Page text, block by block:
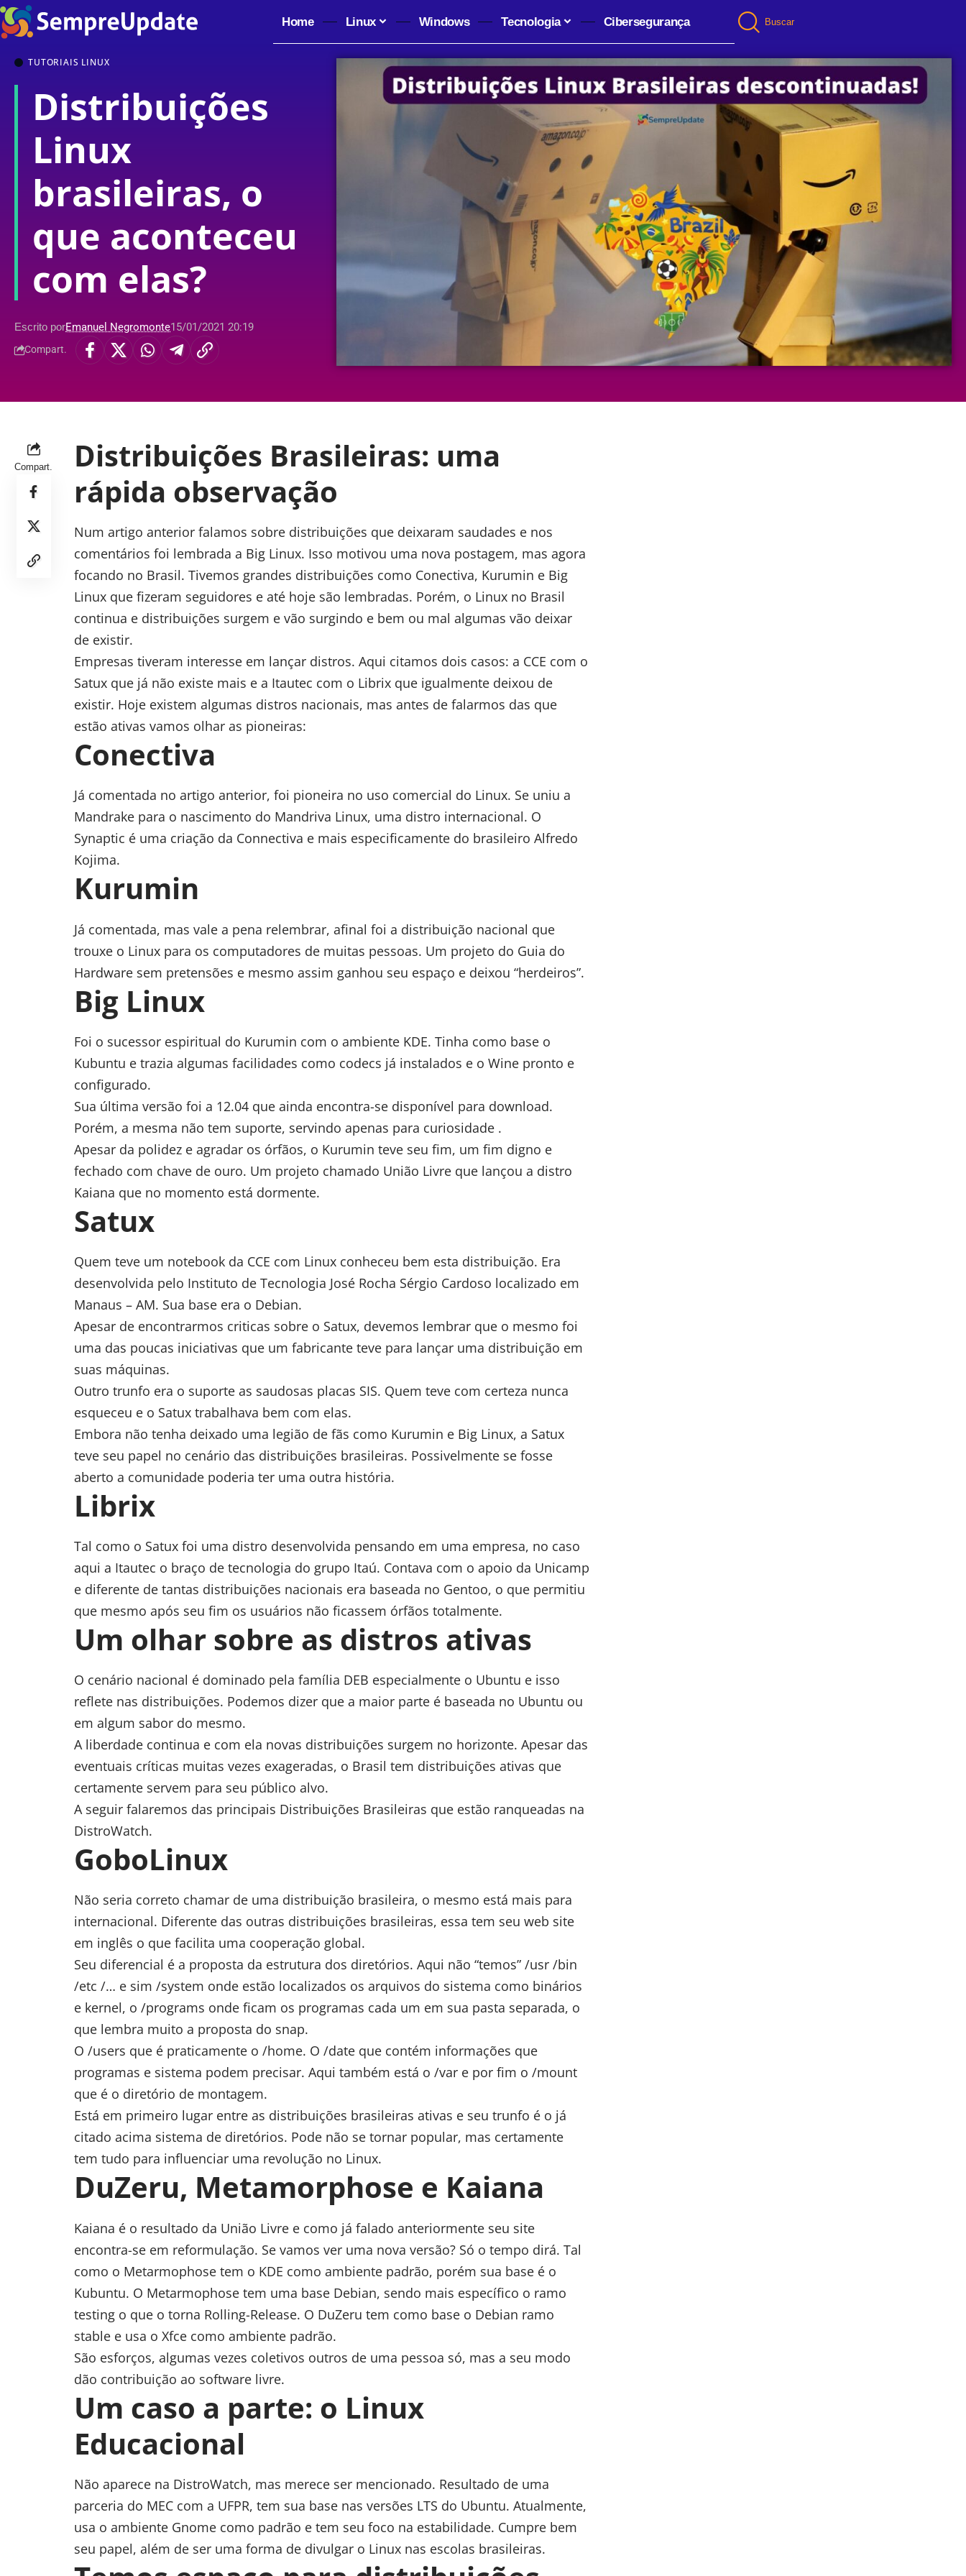
Home Linux Windows Tecnologia Cibersegurança Buscar
TUTORIAIS LINUX
Distribuições
Linux
brasileiras, o
que aconteceu
com elas?
Escrito porEmanuel Negromonte15/01/2021 20:19
Compart.
Compart.
Distribuições Brasileiras: uma
rápida observação
Num artigo anterior falamos sobre distribuições que deixaram saudades e nos
comentários foi lembrada a Big Linux. Isso motivou uma nova postagem, mas agora
focando no Brasil. Tivemos grandes distribuições como Conectiva, Kurumin e Big
Linux que fizeram seguidores e até hoje são lembradas. Porém, o Linux no Brasil
continua e distribuições surgem e vão surgindo e bem ou mal algumas vão deixar
de existir.
Empresas tiveram interesse em lançar distros. Aqui citamos dois casos: a CCE com o
Satux que já não existe mais e a Itautec com o Librix que igualmente deixou de
existir. Hoje existem algumas distros nacionais, mas antes de falarmos das que
estão ativas vamos olhar as pioneiras:
Conectiva
Já comentada no artigo anterior, foi pioneira no uso comercial do Linux. Se uniu a
Mandrake para o nascimento do Mandriva Linux, uma distro internacional. O
Synaptic é uma criação da Connectiva e mais especificamente do brasileiro Alfredo
Kojima.
Kurumin
Já comentada, mas vale a pena relembrar, afinal foi a distribuição nacional que
trouxe o Linux para os computadores de muitas pessoas. Um projeto do Guia do
Hardware sem pretensões e mesmo assim ganhou seu espaço e deixou “herdeiros”.
Big Linux
Foi o sucessor espiritual do Kurumin com o ambiente KDE. Tinha como base o
Kubuntu e trazia algumas facilidades como codecs já instalados e o Wine pronto e
configurado.
Sua última versão foi a 12.04 que ainda encontra-se disponível para download.
Porém, a mesma não tem suporte, servindo apenas para curiosidade .
Apesar da polidez e agradar os órfãos, o Kurumin teve seu fim, um fim digno e
fechado com chave de ouro. Um projeto chamado União Livre que lançou a distro
Kaiana que no momento está dormente.
Satux
Quem teve um notebook da CCE com Linux conheceu bem esta distribuição. Era
desenvolvida pelo Instituto de Tecnologia José Rocha Sérgio Cardoso localizado em
Manaus – AM. Sua base era o Debian.
Apesar de encontrarmos criticas sobre o Satux, devemos lembrar que o mesmo foi
uma das poucas iniciativas que um fabricante teve para lançar uma distribuição em
suas máquinas.
Outro trunfo era o suporte as saudosas placas SIS. Quem teve com certeza nunca
esqueceu e o Satux trabalhava bem com elas.
Embora não tenha deixado uma legião de fãs como Kurumin e Big Linux, a Satux
teve seu papel no cenário das distribuições brasileiras. Possivelmente se fosse
aberto a comunidade poderia ter uma outra história.
Librix
Tal como o Satux foi uma distro desenvolvida pensando em uma empresa, no caso
aqui a Itautec o braço de tecnologia do grupo Itaú. Contava com o apoio da Unicamp
e diferente de tantas distribuições nacionais era baseada no Gentoo, o que permitiu
que mesmo após seu fim os usuários não ficassem órfãos totalmente.
Um olhar sobre as distros ativas
O cenário nacional é dominado pela família DEB especialmente o Ubuntu e isso
reflete nas distribuições. Podemos dizer que a maior parte é baseada no Ubuntu ou
em algum sabor do mesmo.
A liberdade continua e com ela novas distribuições surgem no horizonte. Apesar das
eventuais críticas muitas vezes exageradas, o Brasil tem distribuições ativas que
certamente servem para seu público alvo.
A seguir falaremos das principais Distribuições Brasileiras que estão ranqueadas na
DistroWatch.
GoboLinux
Não seria correto chamar de uma distribuição brasileira, o mesmo está mais para
internacional. Diferente das outras distribuições brasileiras, essa tem seu web site
em inglês o que facilita uma cooperação global.
Seu diferencial é a proposta da estrutura dos diretórios. Aqui não “temos” /usr /bin
/etc /… e sim /system onde estão localizados os arquivos do sistema como binários
e kernel, o /programs onde ficam os programas cada um em sua pasta separada, o
que lembra muito a proposta do snap.
O /users que é praticamente o /home. O /date que contém informações que
programas e sistema podem precisar. Aqui também está o /var e por fim o /mount
que é o diretório de montagem.
Está em primeiro lugar entre as distribuições brasileiras ativas e seu trunfo é o já
citado acima sistema de diretórios. Pode não se tornar popular, mas certamente
tem tudo para influenciar uma revolução no Linux.
DuZeru, Metamorphose e Kaiana
Kaiana é o resultado da União Livre e como já falado anteriormente seu site
encontra-se em reformulação. Se vamos ver uma nova versão? Só o tempo dirá. Tal
como o Metarmophose tem o KDE como ambiente padrão, porém sua base é o
Kubuntu. O Metarmophose tem uma base Debian, sendo mais específico o ramo
testing o que o torna Rolling-Release. O DuZeru tem como base o Debian ramo
stable e usa o Xfce como ambiente padrão.
São esforços, algumas vezes coletivos outros de uma pessoa só, mas a seu modo
dão contribuição ao software livre.
Um caso a parte: o Linux
Educacional
Não aparece na DistroWatch, mas merece ser mencionado. Resultado de uma
parceria do MEC com a UFPR, tem sua base nas versões LTS do Ubuntu. Atualmente,
usa o ambiente Gnome como padrão e tem seu foco na estabilidade. Cumpre bem
seu papel, além de ser uma forma de divulgar o Linux nas escolas brasileiras.